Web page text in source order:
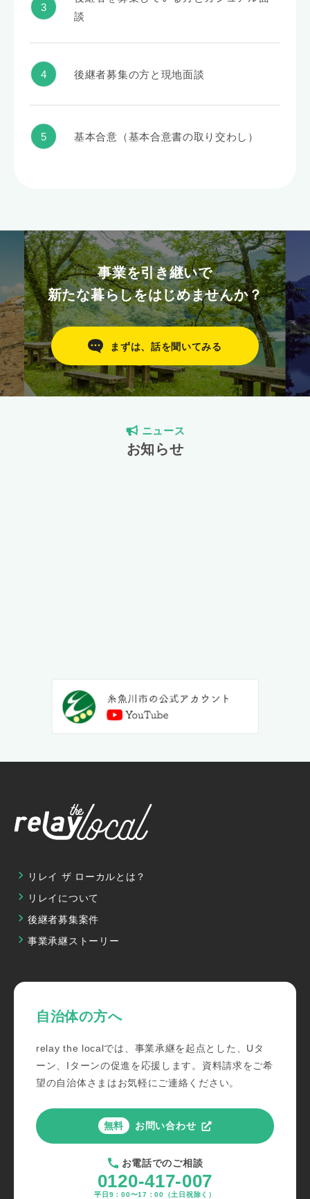
談
後継者募集の方と現地面談
基本合意（基本合意書の取り交わし）
事業を引き継いで
新たな暮らしをはじめませんか？
まずは、話を聞いてみる
ニュース
お知らせ
リレイ ザ ローカルとは？
リレイについて
後継者募集案件
事業承継ストーリー
自治体の方へ
relay the localでは、事業承継を起点とした、Uタ
ーン、Iターンの促進を応援します。資料請求をご希
望の自治体さまはお気軽にご連絡ください。
無料 お問い合わせ
お電話でのご相談
0120-417-007
平日9：00〜17：00 （土日祝除く）